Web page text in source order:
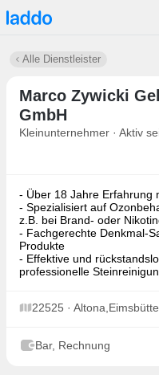
Alle Dienstleister
Marco Zywicki
GmbH
Kleinunternehmer · Aktiv
- Über 18 Jahre Erfahrung
- Spezialisiert auf
z.B. bei Brand- oder
- Fachgerechte Denkmal-
Produkte
- Effektive und
professionelle
22525 ·
Bar, Rechnung